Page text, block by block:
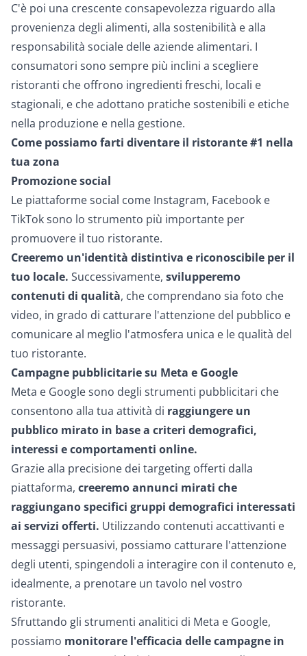
C'è poi una crescente consapevolezza riguardo alla
provenienza degli alimenti, alla sostenibilità e alla
responsabilità sociale delle aziende alimentari. I
consumatori sono sempre più inclini a scegliere
ristoranti che offrono ingredienti freschi, locali e
stagionali, e che adottano pratiche sostenibili e etiche
nella produzione e nella gestione.
Come possiamo farti diventare il ristorante #1 nella
tua zona
Promozione social
Le piattaforme social come Instagram, Facebook e
TikTok sono lo strumento più importante per
promuovere il tuo ristorante.
Creeremo un'identità distintiva e riconoscibile per il
tuo locale. Successivamente, svilupperemo
contenuti di qualità, che comprendano sia foto che
video, in grado di catturare l'attenzione del pubblico e
comunicare al meglio l'atmosfera unica e le qualità del
tuo ristorante.
Campagne pubblicitarie su Meta e Google
Meta e Google sono degli strumenti pubblicitari che
consentono alla tua attività di raggiungere un
pubblico mirato in base a criteri demografici,
interessi e comportamenti online.
Grazie alla precisione dei targeting offerti dalla
piattaforma, creeremo annunci mirati che
raggiungano specifici gruppi demografici interessati
ai servizi offerti. Utilizzando contenuti accattivanti e
messaggi persuasivi, possiamo catturare l'attenzione
degli utenti, spingendoli a interagire con il contenuto e,
idealmente, a prenotare un tavolo nel vostro
ristorante.
Sfruttando gli strumenti analitici di Meta e Google,
possiamo monitorare l'efficacia delle campagne in